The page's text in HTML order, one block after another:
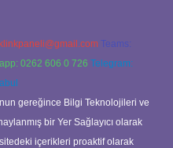
Teams:
0262 606 0 726 Telegram:
gereğince Bilgi Teknolojileri ve
bir Yer Sağlayıcı olarak
içerikleri proaktif olarak